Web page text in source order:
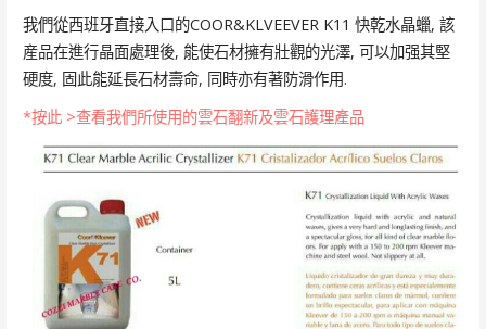
我們從西班牙直接入口的COOR&KLVEEVER K11 快乾水晶蠟, 該
産品在進行晶面處理後, 能使石材擁有壯觀的光澤, 可以加强其堅
硬度, 固此能延長石材壽命, 同時亦有著防滑作用.
*按此 >查看我們所使用的雲石翻新及雲石護理產品